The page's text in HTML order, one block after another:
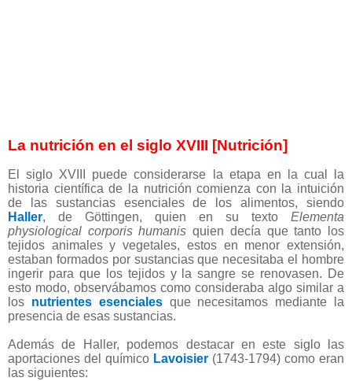
La nutrición en el siglo XVIII [Nutrición]
El siglo XVIII puede considerarse la etapa en la cual la
historia científica de la nutrición comienza con la intuición
de las sustancias esenciales de los alimentos, siendo
Haller, de Göttingen, quien en su texto Elementa
physiological corporis humanis quien decía que tanto los
tejidos animales y vegetales, estos en menor extensión,
estaban formados por sustancias que necesitaba el hombre
ingerir para que los tejidos y la sangre se renovasen. De
esto modo, observábamos como consideraba algo similar a
los nutrientes esencialesque necesitamos mediante la
presencia de esas sustancias.
Además de Haller, podemos destacar en este siglo las
aportaciones del químico Lavoisier (1743-1794) como eran
las siguientes: